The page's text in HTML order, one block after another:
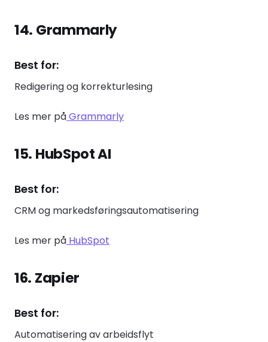
14. Grammarly
Best for:
Redigering og korrekturlesing
Les mer påGrammarly
15. HubSpot AI
Best for:
CRM og markedsføringsautomatisering
Les mer på HubSpot
16. Zapier
Best for:
Automatisering av arbeidsflyt